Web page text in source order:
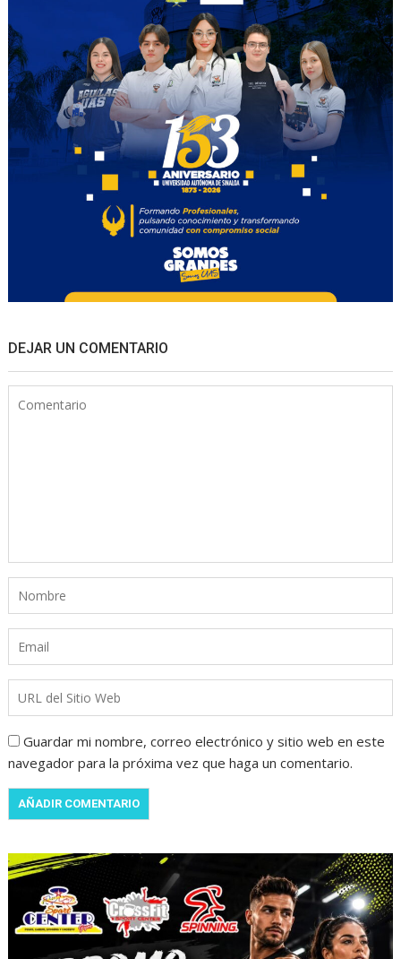
DEJAR UN COMENTARIO
Guardar mi nombre, correo electrónico y sitio web en este
navegador para la próxima vez que haga un comentario.